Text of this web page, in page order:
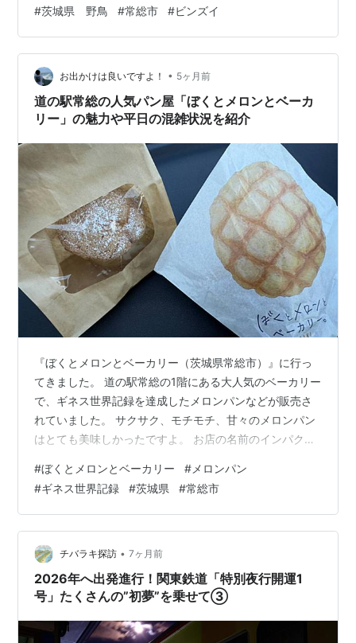
がします 薮の中にモズ よく見るとモズの幼鳥ちゃんです
🤩 こちらに気付いて隠れようと必死 薮の上の方にジリジ
リと上がっていきました 親鳥が警戒して出て来ました す
んごい睨んでる、ごめんね🙏 かなり離れたとこから撮影
しましたがそれでもダメだったようです。退散💨 カワセ
ミにも会えまし…
#茨城県 野鳥 #常総市 #ビンズイ
お出かけは良いですよ！ • 5ヶ月前
道の駅常総の人気パン屋「ぼくとメロンとベーカ
リー」の魅力や平日の混雑状況を紹介
『ぼくとメロンとベーカリー（茨城県常総市）』に行っ
てきました。 道の駅常総の1階にある大人気のベーカリー
で、ギネス世界記録を達成したメロンパンなどが販売さ
れていました。 サクサク、モチモチ、甘々のメロンパン
はとても美味しかったですよ。 お店の名前のインパクト
で「どんなお店？」と気になるのではないでしょうか。
今回は、そんな『ぼくとメロンとベーカリー』について
紹介します。 実際に平日に訪れた雰囲気を写真付きで紹
介するので、よければ参考にしてみてください。 【スポ
ンサーリンク】 道の駅常総にあるパン屋『ぼくとメロン
とベーカリー』とは・・・ 茨城県常…
#ぼくとメロンとベーカリー # メロンパン
#ギネス世界記録 #茨城県 #常総市
チバラキ探訪 • 7ヶ月前
2026年へ出発進行！関東鉄道「特別夜行開運1
号」たくさんの”初夢”を乗せて③